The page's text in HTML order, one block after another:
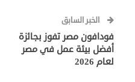
الخبر السابق
فودافون مصر تفوز بجائزة
أفضل بيئة عمل في مصر
لعام 2026